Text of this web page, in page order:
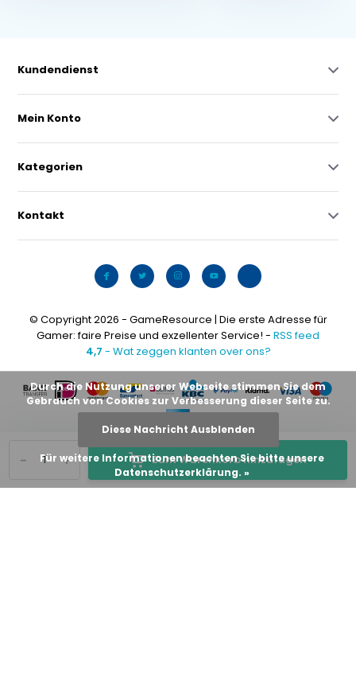
+
- Zum Warenkorb hinzufügen
Kundendienst
Mein Konto
Kategorien
Kontakt
© Copyright 2026 - GameResource | Die erste Adresse für
Gamer: faire Preise und exzellenter Service! - RSS feed
4,7 - Wat zeggen klanten over ons?
Durch die Nutzung unserer Webseite stimmen Sie dem
Gebrauch von Cookies zur Verbesserung dieser Seite zu.
Diese Nachricht Ausblenden
Für weitere Informationen beachten Sie bitte unsere
Datenschutzerklärung. »